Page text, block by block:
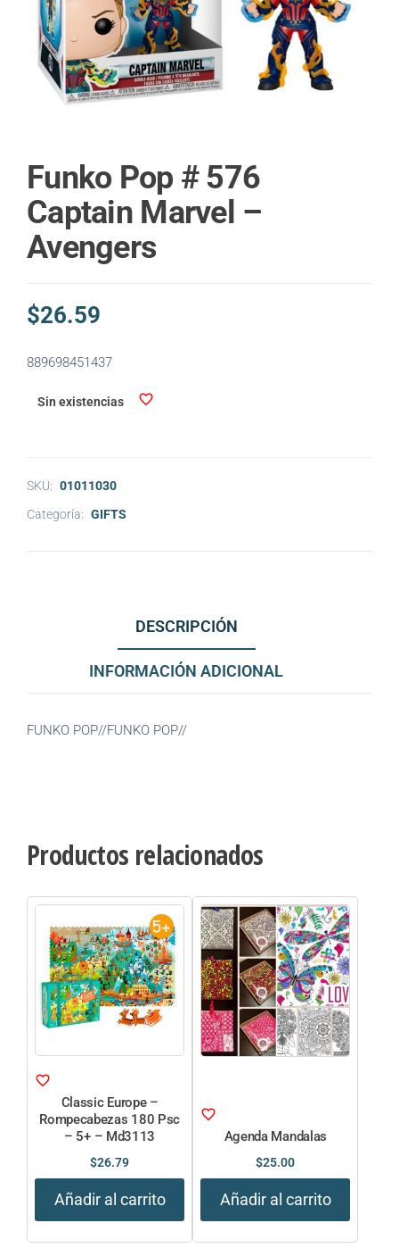
Funko Pop # 576
Captain Marvel –
Avengers
$26.59
889698451437
Sin existencias
SKU: 01011030
Categoría: GIFTS
DESCRIPCIÓN
INFORMACIÓN ADICIONAL
FUNKO POP//FUNKO POP//
Productos relacionados
Classic Europe –
Rompecabezas 180 Psc
– 5+ – Md3113
$26.79
Añadir al carrito
Agenda Mandalas
$25.00
Añadir al carrito